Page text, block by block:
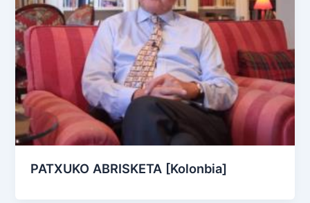
PATXUKO ABRISKETA [Kolonbia]